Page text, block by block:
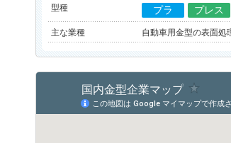
型種 プラ プレス
主な業種 自動車用金型の表面処